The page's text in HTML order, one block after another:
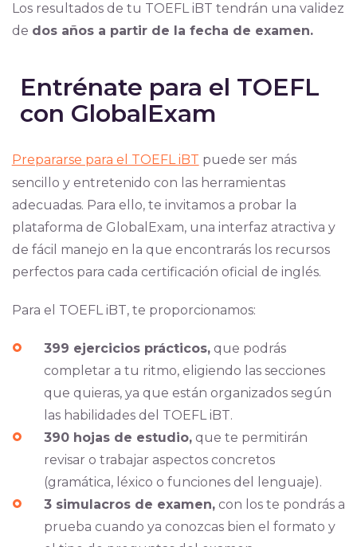
Los resultados de tu TOEFL iBT tendrán una validez
de dos años a partir de la fecha de examen.
Entrénate para el TOEFL
con GlobalExam
Prepararse para el TOEFL iBT puede ser más
sencillo y entretenido con las herramientas
adecuadas. Para ello, te invitamos a probar la
plataforma de GlobalExam, una interfaz atractiva y
de fácil manejo en la que encontrarás los recursos
perfectos para cada certificación oficial de inglés.
Para el TOEFL iBT, te proporcionamos:
399 ejercicios prácticos,que podrás
completar a tu ritmo, eligiendo las secciones
que quieras, ya que están organizados según
las habilidades del TOEFL iBT.
390 hojas de estudio,que te permitirán
revisar o trabajar aspectos concretos
(gramática, léxico o funciones del lenguaje).
3 simulacros de examen,con los te pondrás a
prueba cuando ya conozcas bien el formato y